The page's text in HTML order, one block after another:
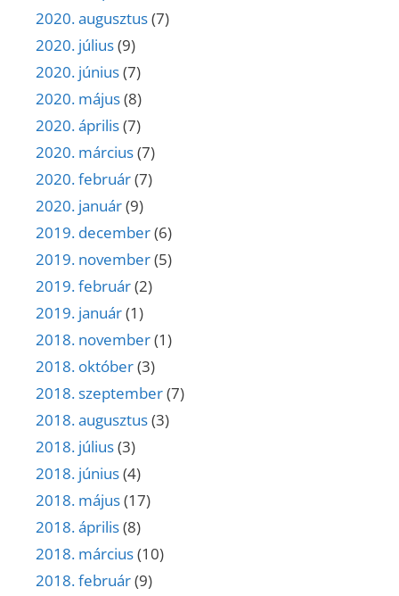
2020. augusztus(7)
2020. július(9)
2020. június(7)
2020. május(8)
2020. április(7)
2020. március(7)
2020. február(7)
2020. január(9)
2019. december(6)
2019. november(5)
2019. február(2)
2019. január(1)
2018. november(1)
2018. október(3)
2018. szeptember(7)
2018. augusztus(3)
2018. július(3)
2018. június(4)
2018. május(17)
2018. április(8)
2018. március(10)
2018. február(9)